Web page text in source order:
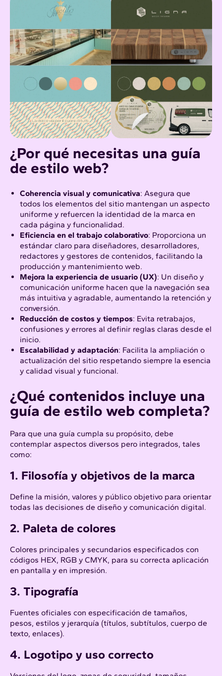
¿Por qué necesitas una guía
de estilo web?
Coherencia visual y comunicativa: Asegura que
todos los elementos del sitio mantengan un aspecto
uniforme y refuercen la identidad de la marca en
cada página y funcionalidad.
Eficiencia en el trabajo colaborativo: Proporciona un
estándar claro para diseñadores, desarrolladores,
redactores y gestores de contenidos, facilitando la
producción y mantenimiento web.
Mejora la experiencia de usuario (UX): Un diseño y
comunicación uniforme hacen que la navegación sea
más intuitiva y agradable, aumentando la retención y
conversión.
Reducción de costos y tiempos: Evita retrabajos,
confusiones y errores al definir reglas claras desde el
inicio.
Escalabilidad y adaptación: Facilita la ampliación o
actualización del sitio respetando siempre la esencia
y calidad visual y funcional.
¿Qué contenidos incluye una
guía de estilo web completa?
Para que una guía cumpla su propósito, debe
contemplar aspectos diversos pero integrados, tales
como:
1. Filosofía y objetivos de la marca
Define la misión, valores y público objetivo para orientar
todas las decisiones de diseño y comunicación digital.
2. Paleta de colores
Colores principales y secundarios especificados con
códigos HEX, RGB y CMYK, para su correcta aplicación
en pantalla y en impresión.
3. Tipografía
Fuentes oficiales con especificación de tamaños,
pesos, estilos y jerarquía (títulos, subtítulos, cuerpo de
texto, enlaces).
4. Logotipo y uso correcto